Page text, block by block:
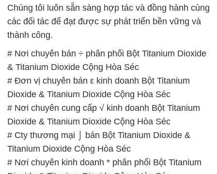
# Đơn vị chuyên bán │ kinh doanh Bột Titanium
Dioxide & Titanium Dioxide Cộng Hòa Séc
# Nơi chuyên thương mại ← phân phối Bột Titanium
# Đơn vị cung ứng – bán Bột Titanium Dioxide &
Titanium Dioxide Cộng Hòa Séc
# Nơi chuyên cung cấp ↔ thương mại Bột Titanium
Dioxide & Titanium Dioxide Cộng Hòa Séc
📞PHÒNG KINH DOANH – CÔNG TY HÓA CHẤT
ĐẮC TRƯỜNG PHÁT🌐
🌐 Website: https://hoachatxulynuoc.com/